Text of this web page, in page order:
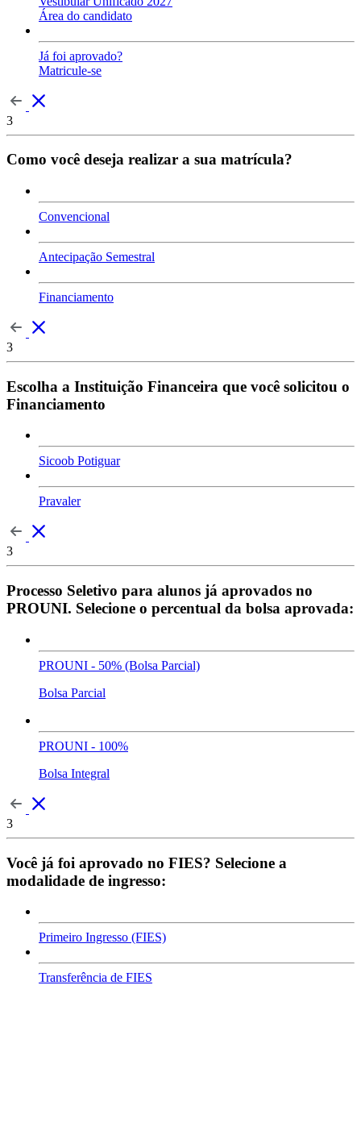
Área do candidato
Já foi aprovado?
Matricule-se
3
Como você deseja realizar a sua matrícula?
Convencional
Antecipação Semestral
Financiamento
3
Escolha a Instituição Financeira que você solicitou o
Financiamento
Sicoob Potiguar
Pravaler
3
Processo Seletivo para alunos já aprovados no
PROUNI. Selecione o percentual da bolsa aprovada:
PROUNI - 50% (Bolsa Parcial)
Bolsa Parcial
PROUNI - 100%
Bolsa Integral
3
Você já foi aprovado no FIES? Selecione a
modalidade de ingresso:
Primeiro Ingresso (FIES)
Transferência de FIES